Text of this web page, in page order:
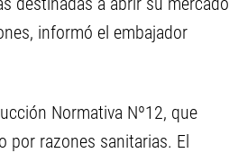
informó el embajador
Normativa Nº12, que
por razones sanitarias. El